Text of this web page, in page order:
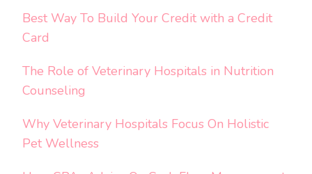
Best Way To Build Your Credit with a Credit
Card
The Role of Veterinary Hospitals in Nutrition
Counseling
Why Veterinary Hospitals Focus On Holistic
Pet Wellness